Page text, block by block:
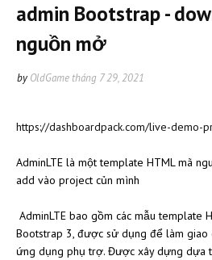
admin Bootstrap -
nguồn mở
by OldGame tháng 7 29, 2021
https://dashboardpack.com/live-demo-
AdminLTE là một template HTML mã
add vào project củn mình
AdminLTE bao gồm các mẫu template
Bootstrap 3, được sử dụng để làm giao
ứng dụng phụ trợ. Được xây dựng dựa